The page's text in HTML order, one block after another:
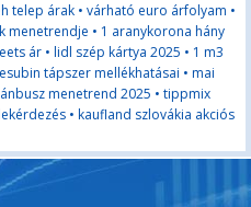
telep árak • várható euro árfolyam •
menetrendje • 1 aranykorona hány
ár • lidl szép kártya 2025 • 1 m3
tápszer mellékhatásai • mai
menetrend 2025 • tippmix
• kaufland szlovákia akciós